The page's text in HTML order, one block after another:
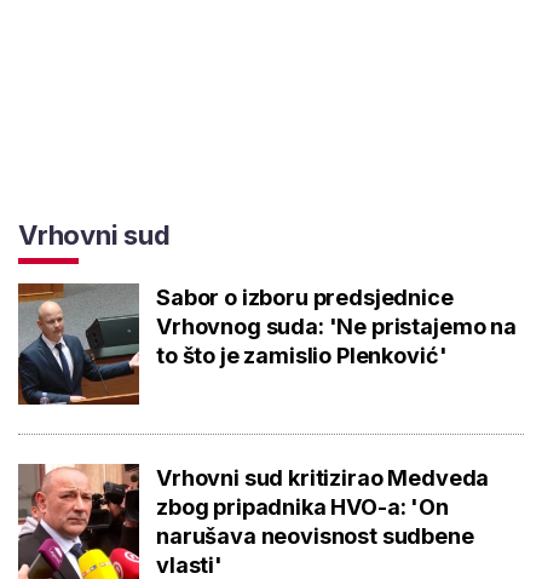
Vrhovni sud
Sabor o izboru predsjednice
Vrhovnog suda: 'Ne pristajemo na
to što je zamislio Plenković'
Vrhovni sud kritizirao Medveda
zbog pripadnika HVO-a: 'On
narušava neovisnost sudbene
vlasti'